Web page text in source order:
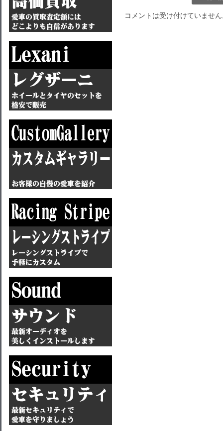
コメントは受け付けていませ